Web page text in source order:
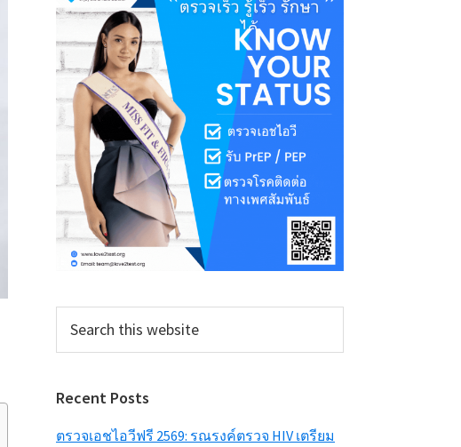
this
Recent Posts
ตรวจเอชไอวีฟรี 2569: รณรงค์ตรวจ HIV เตรียม